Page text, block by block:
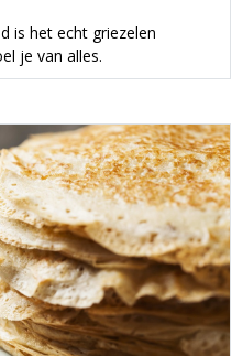
is het echt griezelen
je van alles.